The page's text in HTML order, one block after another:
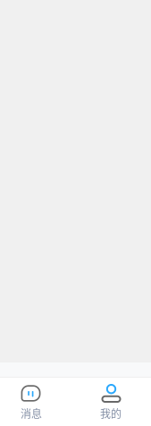
消息 我的
Processed: , SQL: